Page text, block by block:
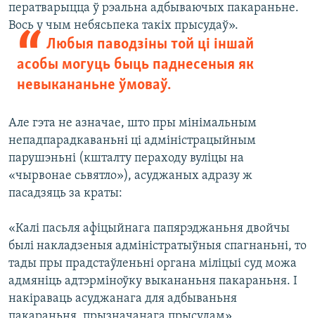
ператварыцца ў рэальна адбываючых пакараньне.
Вось у чым небясьпека такіх прысудаў».
Любыя паводзіны той ці іншай
асобы могуць быць паднесеныя як
невыкананьне ўмоваў.
Але гэта не азначае, што пры мінімальным
непадпарадкаваньні ці адміністрацыйным
парушэньні (кшталту пераходу вуліцы на
«чырвонае сьвятло»), асуджаных адразу ж
пасадзяць за краты:
«Калі пасьля афіцыйнага папярэджаньня двойчы
былі накладзеныя адміністратыўныя спагнаньні, то
тады пры прадстаўленьні органа міліцыі суд можа
адмяніць адтэрміноўку выкананьня пакараньня. І
накіраваць асуджанага для адбываньня